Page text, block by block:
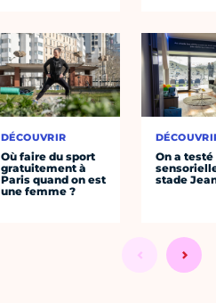
DÉCOUVRIR
Où faire du sport
gratuitement à
Paris quand on est
une femme ?
On a
stade